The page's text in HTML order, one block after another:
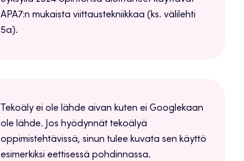
APA7:n mukaista viittaustekniikkaa (ks. välilehti
5a).
Tekoäly ei ole lähde aivan kuten ei Googlekaan
ole lähde. Jos hyödynnät tekoälyä
oppimistehtävissä, sinun tulee kuvata sen käyttö
esimerkiksi eettisessä pohdinnassa.